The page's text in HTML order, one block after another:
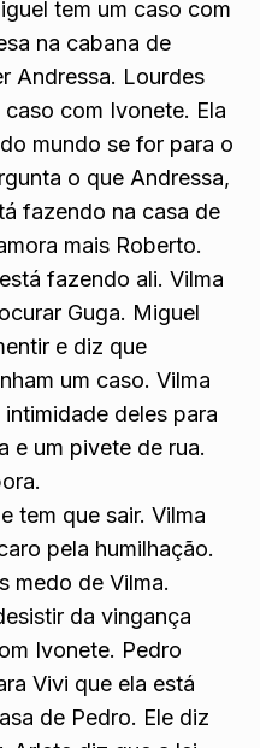
acabar com
tem um caso com
na cabana de
Andressa. Lourdes
com Ivonete. Ela
mundo se for para o
o que Andressa,
fazendo na casa de
mais Roberto.
fazendo ali. Vilma
Guga. Miguel
e diz que
um caso. Vilma
deles para
um pivete de rua.
tem que sair. Vilma
pela humilhação.
medo de Vilma.
da vingança
Ivonete. Pedro
Vivi que ela está